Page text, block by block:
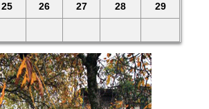
25 26 27 28 29